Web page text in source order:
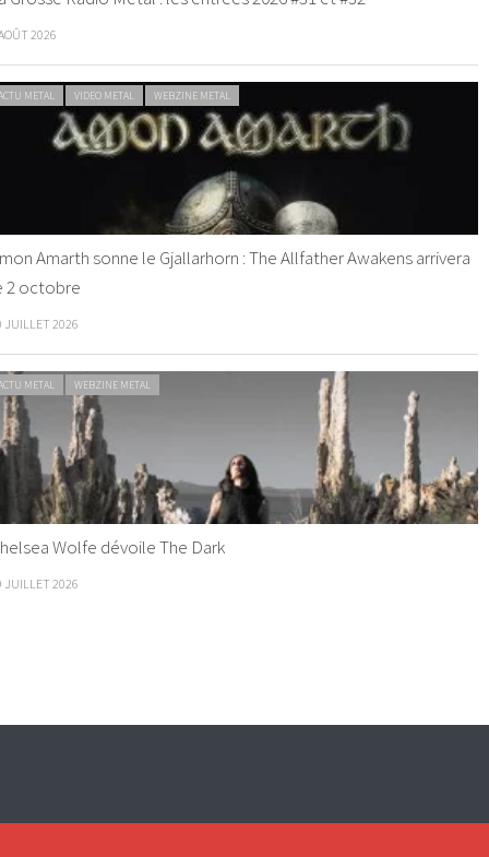
2026
METAL VIDEO METAL WEBZINE METAL
Amarth sonne le Gjallarhorn : The Allfather Awakens arrivera
2 octobre
JUILLET 2026
METAL WEBZINE METAL
Wolfe dévoile The Dark
JUILLET 2026